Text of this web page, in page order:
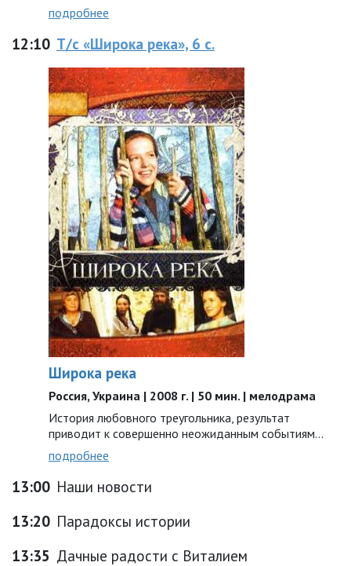
подробнее
12:10 Т/с «Широка река», 6 с.
Широка река
Россия, Украина | 2008 г. | 50 мин. | мелодрама
История любовного треугольника, результат
приводит к совершенно неожиданным событиям...
подробнее
13:00 Наши новости
13:20 Парадоксы истории
13:35 Дачные радости с Виталием